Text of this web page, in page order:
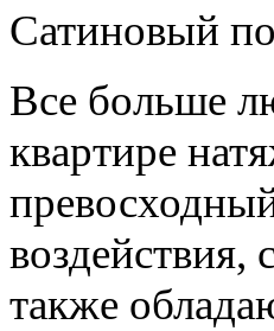
Сатиновый
Все больше
квартире
воздействия,
также